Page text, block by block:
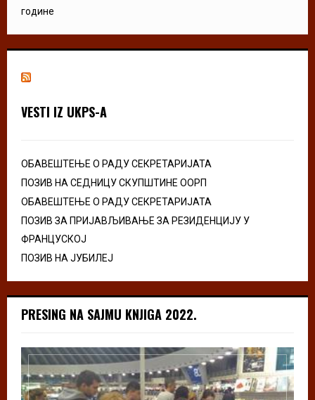
године
VESTI IZ UKPS-A
ОБАВЕШТЕЊЕ О РАДУ СЕКРЕТАРИЈАТА
ПОЗИВ НА СЕДНИЦУ СКУПШТИНЕ ООРП
ОБАВЕШТЕЊЕ О РАДУ СЕКРЕТАРИЈАТА
ПОЗИВ ЗА ПРИЈАВЉИВАЊЕ ЗА РЕЗИДЕНЦИЈУ У
ФРАНЦУСКОЈ
ПОЗИВ НА ЈУБИЛЕЈ
PRESING NA SAJMU KNJIGA 2022.